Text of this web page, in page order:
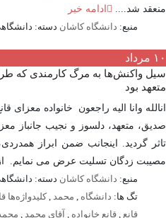
شد....
ادامه خبر
منبع:دانشگاه کاشان دسته: دانشگاهی
مرداد
واکنش‌ها به مرگ کارمندی که
بود
وانا الیه راجعون خانواده معزای
متعهد، دلسوز و نجیب جانباز
گردید. اینجانب ضمن ابراز
زدگان تسلیت عرض می نمایم. از
منبع:دانشگاه کاشان دسته: دانشگاهی
تگ ها:دانشگاه,محمد,کلیدواژه‌ها قانع
قانع,قانع خانواده ,آقای محمد,محمد